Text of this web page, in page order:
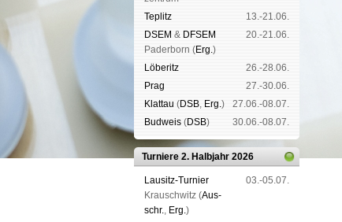
Tep­litz
13.-21.06.
DSEM & DFSEM
Pader­born (Erg.)
20.-21.06.
Lö­be­ritz
26.-28.06.
Prag
27.-30.06.
Klat­tau (DSB, Erg.)
27.06.-08.07.
Bud­weis (DSB) 30.06.-08.07.
Turniere 2. Halbjahr 2026
Lau­sitz-Tur­nier
Krausch­witz (Aus­
schr., Erg.)
03.-05.07.